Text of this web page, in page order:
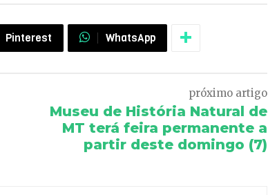
Pinterest WhatsApp
próximo artigo
Museu de História Natural de
MT terá feira permanente a
partir deste domingo (7)